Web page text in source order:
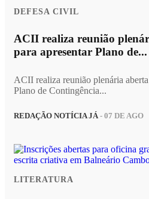
DEFESA CIVIL
ACII realiza reunião
para apresentar Plano de...
ACII realiza reunião plenária
Plano de Contingência...
REDAÇÃO NOTÍCIA JÁ- 07 DE AGO
LITERATURA